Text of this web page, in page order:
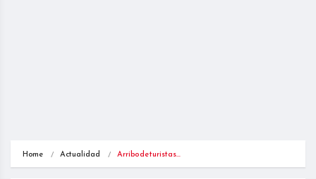
Home Actualidad Arribo de turistas…